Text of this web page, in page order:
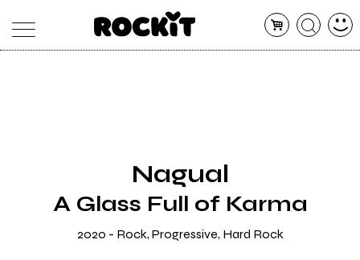
RADIO
Nagual
A Glass Full of Karma
2020 - Rock, Progressive, Hard Rock